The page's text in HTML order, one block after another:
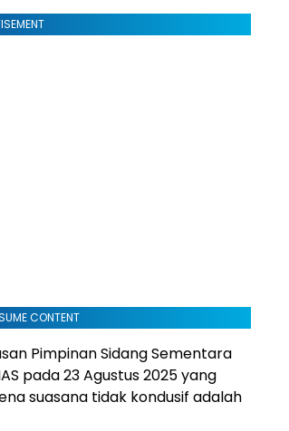
CONTENT
Pimpinan Sidang Sementara
pada 23 Agustus 2025 yang
suasana tidak kondusif adalah